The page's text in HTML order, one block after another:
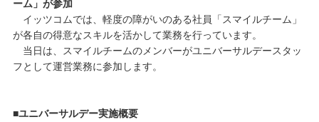
ーム」が参加
イッツコムでは、軽度の障がいのある社員「スマイルチーム」
が各自の得意なスキルを活かして業務を行っています。
当日は、スマイルチームのメンバーがユニバーサルデースタッ
フとして運営業務に参加します。
■ユニバーサルデー実施概要